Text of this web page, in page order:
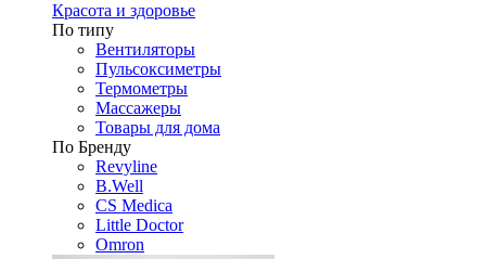
Красота и здоровье
По типу
Вентиляторы
Пульсоксиметры
Термометры
Массажеры
Товары для дома
По Бренду
Revyline
B.Well
CS Medica
Little Doctor
Omron